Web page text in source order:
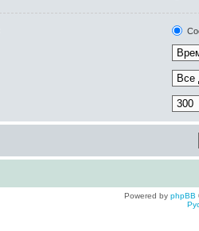
Powered by phpBB